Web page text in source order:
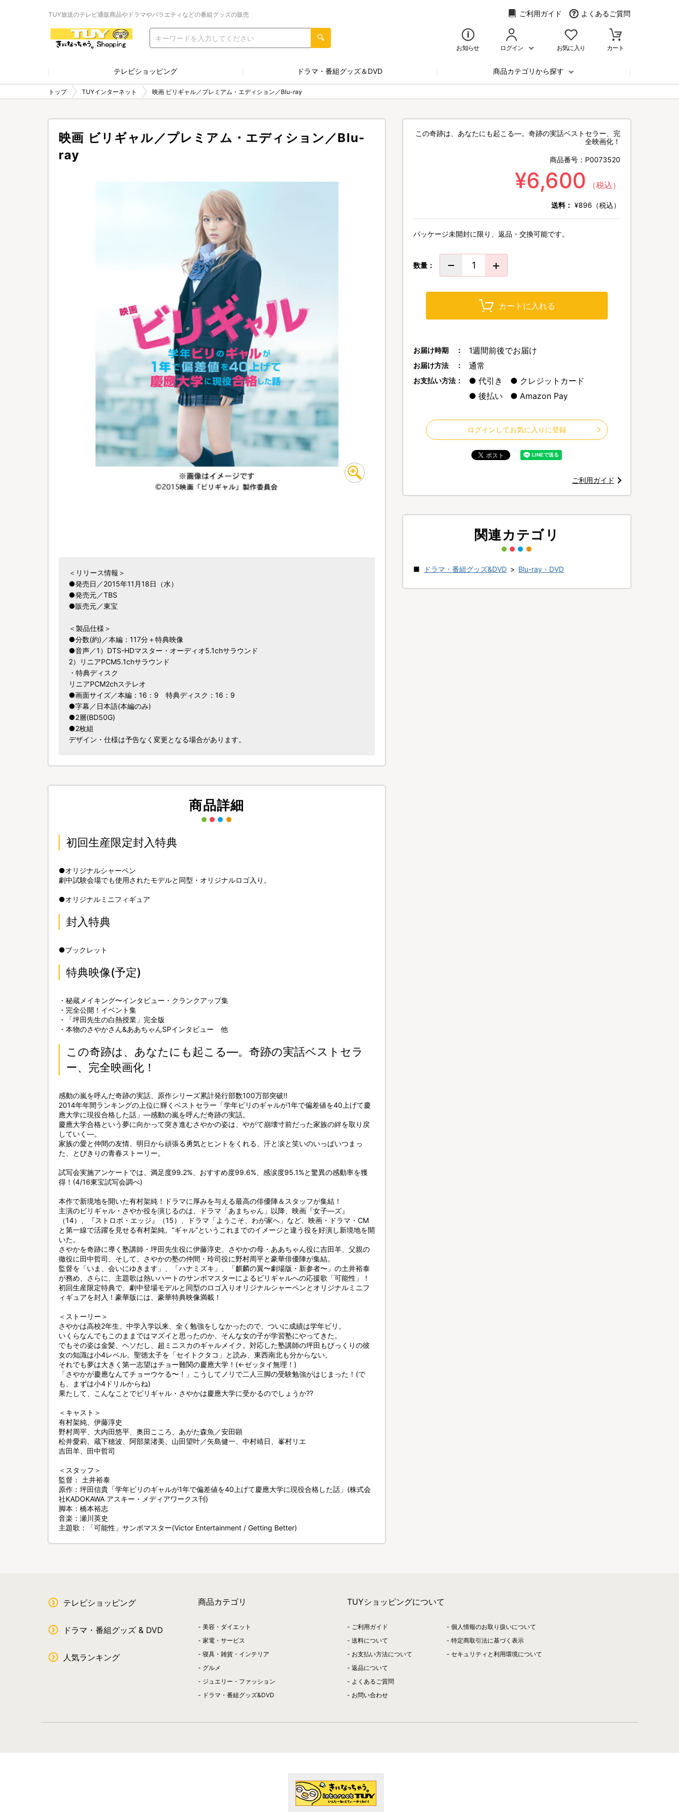
TUY放送のテレビ通販商品やドラマやバラエティなどの番組グッズの販売 ご利用ガイド よくあるご質問
お知らせ ログイン お気に入り カート
テレビショッピング ドラマ・番組グッズ＆DVD 商品カテゴリから探す
トップ TUYインターネット 映画 ビリギャル／プレミアム・エディション／Blu-ray
映画 ビリギャル／プレミアム・エディション／Blu-
ray
＜リリース情報＞
●発売日／2015年11月18日（水）
●発売元／TBS
●販売元／東宝
＜製品仕様＞
●分数(約)／本編：117分＋特典映像
●音声／1）DTS-HDマスター・オーディオ5.1chサラウンド
2）リニアPCM5.1chサラウンド
・特典ディスク
リニアPCM2chステレオ
●画面サイズ／本編：16：9 特典ディスク：16：9
●字幕／日本語(本編のみ)
●2層(BD50G)
●2枚組
デザイン・仕様は予告なく変更となる場合があります。
商品詳細
初回生産限定封入特典
●オリジナルシャーペン
劇中試験会場でも使用されたモデルと同型・オリジナルロゴ入り。
●オリジナルミニフィギュア
封入特典
●ブックレット
特典映像(予定)
・秘蔵メイキング〜インタビュー・クランクアップ集
・完全公開！イベント集
・「坪田先生の白熱授業」完全版
・本物のさやかさん&ああちゃんSPインタビュー 他
この奇跡は、あなたにも起こる—。奇跡の実話ベストセラ
ー、完全映画化！
感動の嵐を呼んだ奇跡の実話、原作シリーズ累計発行部数100万部突破!!
2014年年間ランキングの上位に輝くベストセラー「学年ビリのギャルが1年で偏差値を40上げて慶
應大学に現役合格した話」—感動の嵐を呼んだ奇跡の実話。
慶應大学合格という夢に向かって突き進むさやかの姿は、やがて崩壊寸前だった家族の絆を取り戻
していく—。
家族の愛と仲間の友情、明日から頑張る勇気とヒントをくれる、汗と涙と笑いのいっぱいつまっ
た、とびきりの青春ストーリー。
試写会実施アンケートでは、満足度99.2%、おすすめ度99.6%、感涙度95.1%と驚異の感動率を獲
得！(4/16東宝試写会調べ)
本作で新境地を開いた有村架純！ドラマに厚みを与える最高の俳優陣＆スタッフが集結！
主演のビリギャル・さやか役を演じるのは、ドラマ「あまちゃん」以降、映画『女子—ズ』
（14）、『ストロボ・エッジ』（15）、ドラマ「ようこそ、わが家へ」など、映画・ドラマ・CM
と第一線で活躍を見せる有村架純。“ギャル”というこれまでのイメージと違う役を好演し新境地を開
いた。
さやかを奇跡に導く塾講師・坪田先生役に伊藤淳史、さやかの母・ああちゃん役に吉田羊、父親の
徹役に田中哲司、そして、さやかの塾の仲間・玲司役に野村周平と豪華俳優陣が集結。
監督を「いま、会いにゆきます」、「ハナミズキ」、「麒麟の翼〜劇場版・新参者〜」の土井裕泰
が務め、さらに、主題歌は熱いハートのサンボマスターによるビリギャルへの応援歌「可能性」！
初回生産限定特典で、劇中登場モデルと同型のロゴ入りオリジナルシャーペンとオリジナルミニフ
ィギュアを封入！豪華版には、豪華特典映像満載！
＜ストーリー＞
さやかは高校2年生。中学入学以来、全く勉強をしなかったので、ついに成績は学年ビリ。
いくらなんでもこのままではマズイと思ったのか、そんな女の子が学習塾にやってきた。
でもその姿は金髪、ヘソだし、超ミニスカのギャルメイク。対応した塾講師の坪田もびっくりの彼
女の知識は小4レベル。聖徳太子を「セイトクタコ」と読み、東西南北も分からない。
それでも夢は大きく第一志望はチョー難関の慶應大学！(←ゼッタイ無理！)
「さやかが慶應なんてチョーウケる〜！」こうしてノリで二人三脚の受験勉強がはじまった！(で
も、まずは小4ドリルからね)
果たして、こんなことでビリギャル・さやかは慶應大学に受かるのでしょうか??
＜キャスト＞
有村架純、伊藤淳史
野村周平、大内田悠平、奥田こころ、あがた森魚／安田顕
松井愛莉、蔵下穂波、阿部菜渚美、山田望叶／矢島健一、中村靖日、峯村リエ
吉田羊、田中哲司
＜スタッフ＞
監督： 土井裕泰
原作：坪田信貴「学年ビリのギャルが1年で偏差値を40上げて慶應大学に現役合格した話」(株式会
社KADOKAWA アスキー・メディアワークス刊)
脚本：橋本裕志
音楽：瀬川英史
主題歌：「可能性」サンボマスター(Victor Entertainment / Getting Better)
この奇跡は、あなたにも起こる—。奇跡の実話ベストセラー、完
全映画化！
商品番号： P0073520
¥6,600 （税込）
送料： ¥896（税込）
パッケージ未開封に限り、返品・交換可能です。
数量：
カートに入れる
お届け時期 ： 1週間前後でお届け
お届け方法 ： 通常
お支払い方法： 代引き
クレジットカード
後払い
Amazon Pay
ログインしてお気に入りに登録
ご利用ガイド
関連カテゴリ
ドラマ・番組グッズ&DVD > Blu-ray・DVD
テレビショッピング
ドラマ・番組グッズ & DVD
人気ランキング
商品カテゴリ
美容・ダイエット
家電・サービス
寝具・雑貨・インテリア
グルメ
ジュエリー・ファッション
ドラマ・番組グッズ&DVD
TUYショッピングについて
ご利用ガイド
送料について
お支払い方法について
返品について
よくあるご質問
お問い合わせ
個人情報のお取り扱いについて
特定商取引法に基づく表示
セキュリティと利用環境について